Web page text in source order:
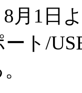
月1日
ート/